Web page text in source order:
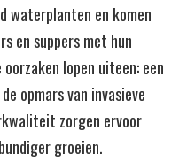
waterplanten en komen
en suppers met hun
lopen uiteen: een
opmars van invasieve
zorgen ervoor
groeien.